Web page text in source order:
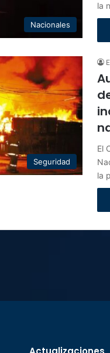
Nacionales
la
Seguridad
El
la